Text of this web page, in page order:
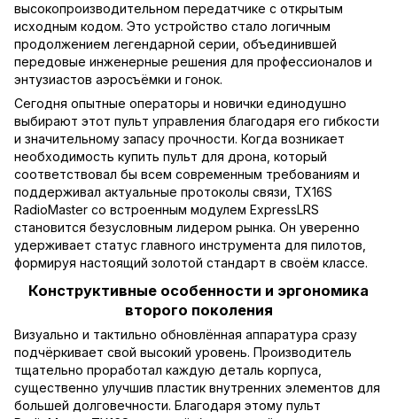
высокопроизводительном передатчике с открытым
исходным кодом. Это устройство стало логичным
продолжением легендарной серии, объединившей
передовые инженерные решения для профессионалов и
энтузиастов аэросъёмки и гонок.
Сегодня опытные операторы и новички единодушно
выбирают этот пульт управления благодаря его гибкости
и значительному запасу прочности. Когда возникает
необходимость купить пульт для дрона, который
соответствовал бы всем современным требованиям и
поддерживал актуальные протоколы связи, TX16S
RadioMaster со встроенным модулем ExpressLRS
становится безусловным лидером рынка. Он уверенно
удерживает статус главного инструмента для пилотов,
формируя настоящий золотой стандарт в своём классе.
Конструктивные особенности и эргономика
второго поколения
Визуально и тактильно обновлённая аппаратура сразу
подчёркивает свой высокий уровень. Производитель
тщательно проработал каждую деталь корпуса,
существенно улучшив пластик внутренних элементов для
большей долговечности. Благодаря этому пульт